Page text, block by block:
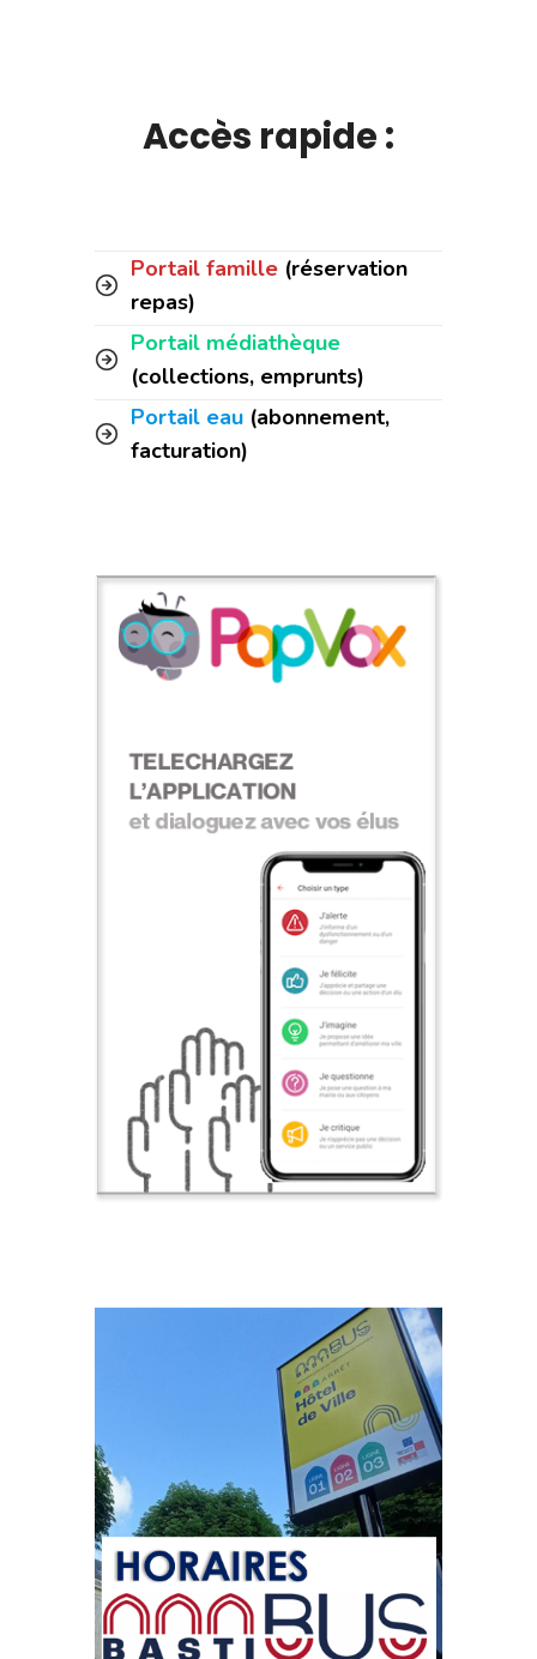
Accès rapide :
Portail famille (réservation
repas)
Portail médiathèque
(collections, emprunts)
Portail eau (abonnement,
facturation)